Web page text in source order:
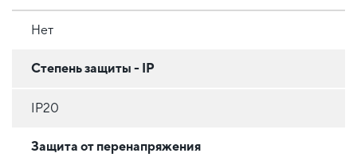
Нет
Степень защиты - IP
IP20
Защита от перенапряжения